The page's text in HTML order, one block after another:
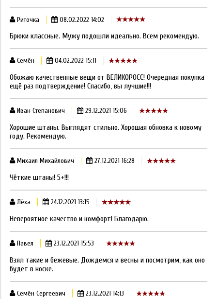
Риточка 08.02.2022 14:02
Брюки классные. Мужу подошли идеально. Всем рекомендую.
Семён 04.02.2022 15:11
Обожаю качественные вещи от ВЕЛИКОРОСС! Очередная покупка
ещё раз подтверждение! Спасибо, вы лучшие!!!
Иван Степанович 29.12.2021 15:06
Хорошие штаны. Выглядят стильно. Хорошая обновка к новому
году. Рекомендую.
Михаил Михайлович 27.12.2021 16:28
Чёткие штаны! 5+!!!
Лёха 24.12.2021 13:15
Невероятное качество и комфорт! Благодарю.
Павел 23.12.2021 15:53
Взял такие и бежевые. Дождемся и весны и посмотрим, как оно
будет в носке.
Семён Сергеевич 23.12.2021 14:13